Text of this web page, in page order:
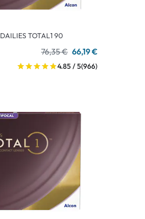
DAILIES TOTAL1 90
76,35 € 66,19 €
4.85 / 5(966)